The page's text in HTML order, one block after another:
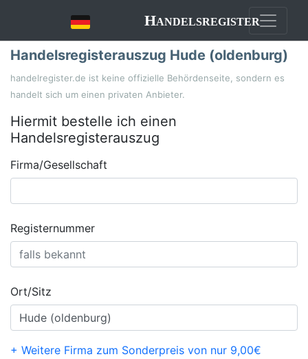
Handelsregister
Handelsregisterauszug Hude (oldenburg)
handelregister.de ist keine offizielle Behördenseite, sondern es
handelt sich um einen privaten Anbieter.
Hiermit bestelle ich einen
Handelsregisterauszug
Firma/Gesellschaft
Registernummer
Ort/Sitz
+ Weitere Firma zum Sonderpreis von nur 9,00€